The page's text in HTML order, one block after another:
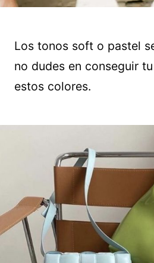
Los tonos soft o pastel
no dudes en conseguir
estos colores.